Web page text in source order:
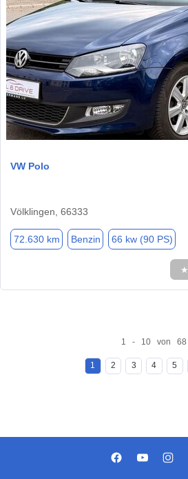
VW Polo
Völklingen, 66333
72.630 km Benzin 66 kw (90 PS)
★
1 - 10 von 68
1 2 3 4 5